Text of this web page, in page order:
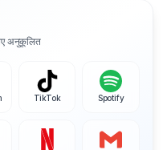
अनुकूलित
TikTok Spotify